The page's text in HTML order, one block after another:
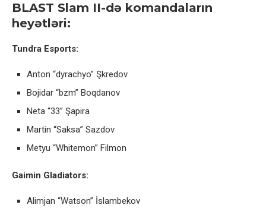
BLAST Slam II-də komandaların
heyətləri:
Tundra Esports:
Anton “dyrachyo” Şkredov
Bojidar “bzm” Boqdanov
Neta “33” Şapira
Martin “Saksa” Sazdov
Metyu “Whitemon” Filmon
Gaimin Gladiators:
Alimjan “Watson” İslambekov